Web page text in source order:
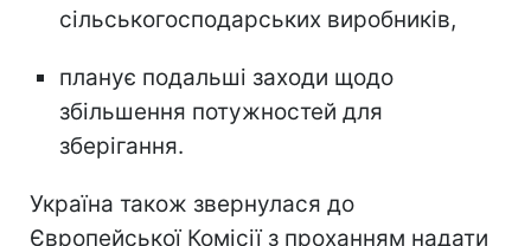
сільськогосподарських виробників,
планує подальші заходи щодо
збільшення потужностей для
зберігання.
Україна також звернулася до
Європейської Комісії з проханням надати